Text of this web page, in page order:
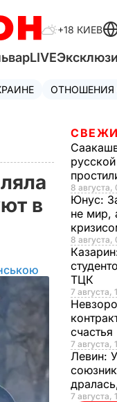
+18 КИЕВ
LIVE
ОТНОШЕНИЯ
в
8 августа,
Юнус:
не мир,
8 августа,
ТЦК
7 августа,
счастья
7 августа,
Левин:
7 августа,